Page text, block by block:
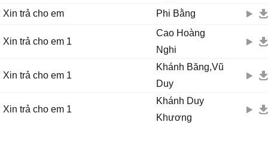
Xin trả cho em
Phi Bằng
Xin trả cho em 1
Cao Hoàng
Nghi
Xin trả cho em 1
Khánh Băng,Vũ
Duy
Xin trả cho em 1
Khánh Duy
Khương